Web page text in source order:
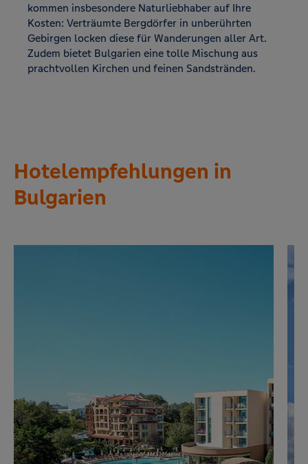
kommen insbesondere Naturliebhaber auf Ihre
Kosten: Verträumte Bergdörfer in unberührten
Gebirgen locken diese für Wanderungen aller Art.
Zudem bietet Bulgarien eine tolle Mischung aus
prachtvollen Kirchen und feinen Sandstränden.
Hotelempfehlungen in
Bulgarien